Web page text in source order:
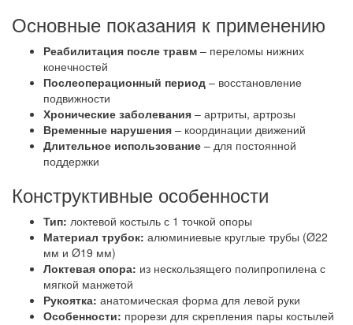
Основные показания к применению
Реабилитация после травм – переломы нижних
конечностей
Послеоперационный период – восстановление
подвижности
Хронические заболевания – артриты, артрозы
Временные нарушения – координации движений
Длительное использование – для постоянной
поддержки
Конструктивные особенности
Тип: локтевой костыль с 1 точкой опоры
Материал трубок: алюминиевые круглые трубы (Ø22
мм и Ø19 мм)
Локтевая опора: из нескользящего полипропилена с
мягкой манжетой
Рукоятка: анатомическая форма для левой руки
Особенности: прорези для скрепления пары костылей